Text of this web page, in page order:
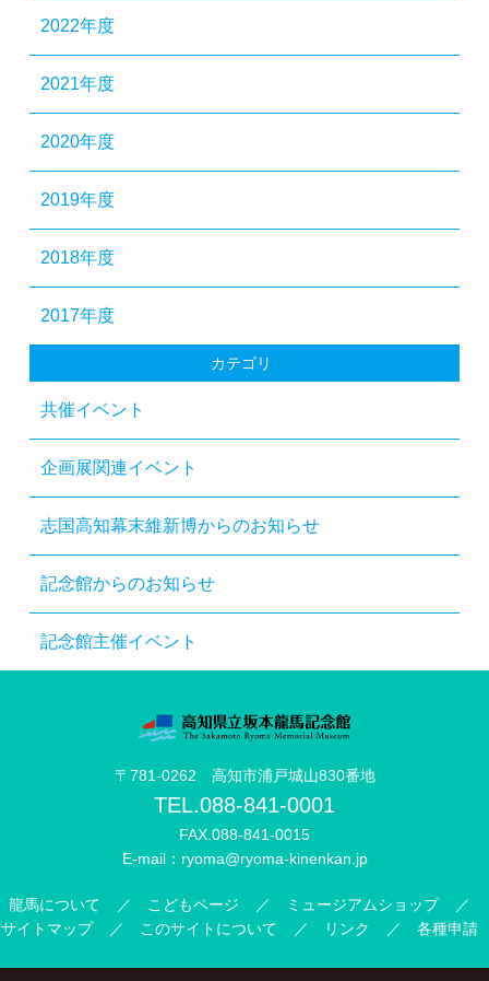
2022年度
2021年度
2020年度
2019年度
2018年度
2017年度
カテゴリ
共催イベント
企画展関連イベント
志国高知幕末維新博からのお知らせ
記念館からのお知らせ
記念館主催イベント
〒781-0262 高知市浦戸城山830番地
TEL.088-841-0001
FAX.088-841-0015
E-mail： ryoma@ryoma-kinenkan.jp
龍馬について こどもページ
ミュージアムショップ
サイトマップ
このサイトについて リンク 各種申請